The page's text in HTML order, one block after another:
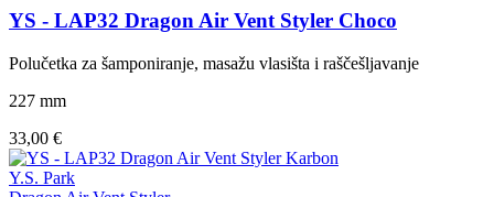
YS - LAP32 Dragon Air Vent Styler Choco
Polučetka za šamponiranje, masažu vlasišta i raščešljavanje
227 mm
33,00 €
Y.S. Park